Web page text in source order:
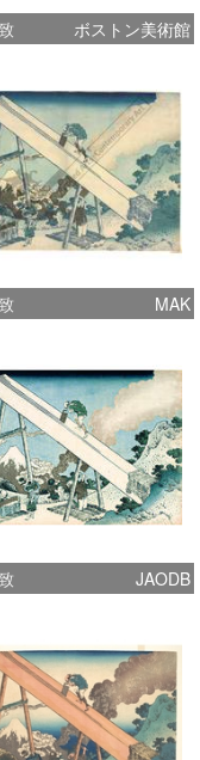
ボストン美術館
MAK
JAODB